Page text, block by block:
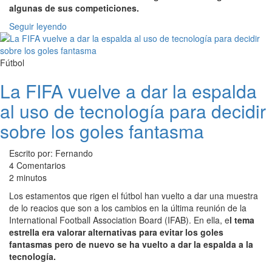
algunas de sus competiciones.
Seguir leyendo
Fútbol
La FIFA vuelve a dar la espalda
al uso de tecnología para decidir
sobre los goles fantasma
Escrito por: Fernando
4 Comentarios
2 minutos
Los estamentos que rigen el fútbol han vuelto a dar una muestra
de lo reacios que son a los cambios en la última reunión de la
International Football Association Board (IFAB). En ella, el tema
estrella era valorar alternativas para evitar los goles
fantasmas pero de nuevo se ha vuelto a dar la espalda a la
tecnología.